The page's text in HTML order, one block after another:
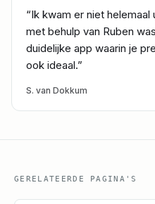
“Ik kwam er niet
met behulp van Ruben
duidelijke app waarin je
ook ideaal.”
S. van Dokkum
GERELATEERDE PAGINA'S